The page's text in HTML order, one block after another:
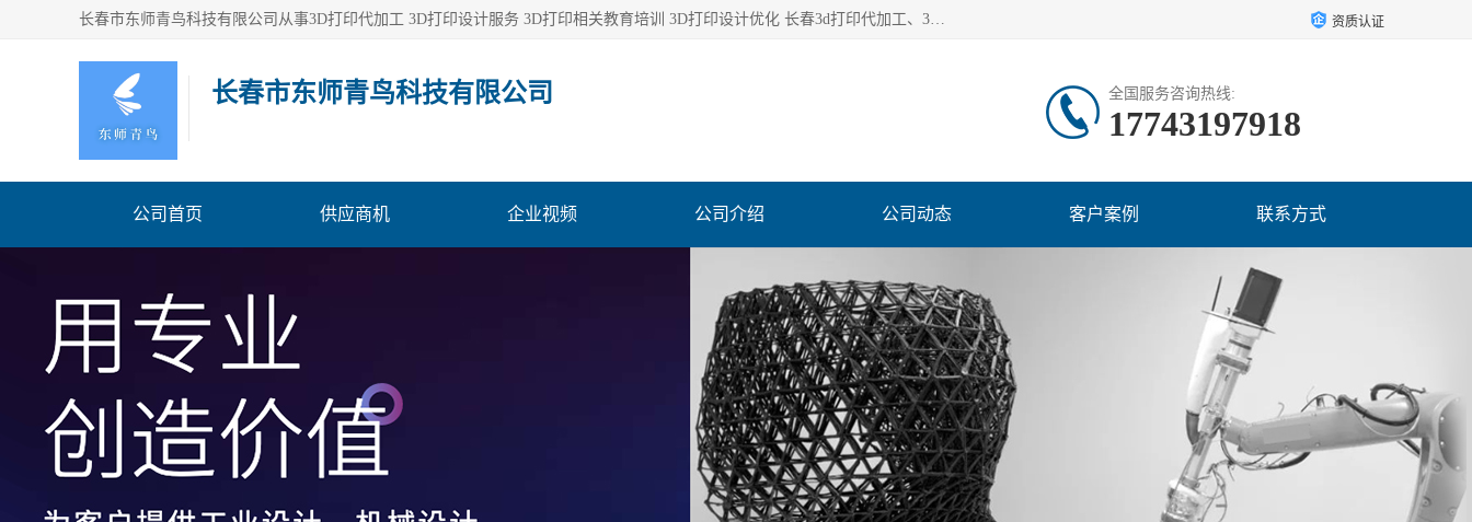
长春市东师青鸟科技有限公司从事3D打印代加工 3D打印设计服务 3D打印相关教育培训 3D打印设计优化 长春3d打印代加工、3D打印代加工及设计服务、3D打印相关教育培训、专利代理及优化、3D打印上下游技术服务，深耕工业设计、机械设计、3D打印多年年，拥有多项技术，辅助数十位客户完成自己的发明及实用新型专利。 资质认证
长春市东师青鸟科技有限公司 全国服务咨询热线:
17743197918
公司首页 供应商机 企业视频 公司介绍 公司动态 客户案例 联系方式